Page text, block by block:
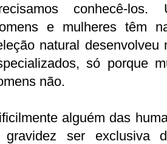
conhecê-
e mulheres têm
natural desenvolveu
só porque
não.
alguém das
ser exclusiva